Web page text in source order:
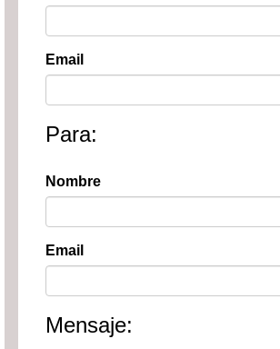
Email
Para:
Nombre
Email
Mensaje: